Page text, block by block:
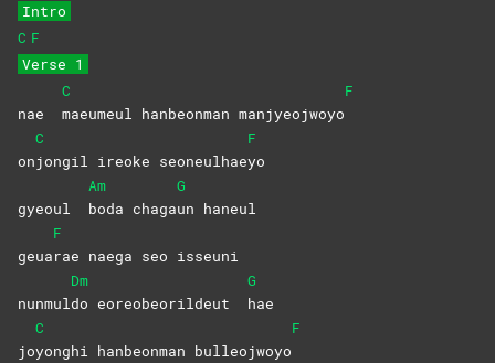
Intro
C F
Verse 1
nae
C
maeumeul hanbeonman manjyeojwoyo
F
on
C
jongil ireoke seoneulhae
F
yo
gyeoul
Am
boda chaga
G
un haneul
geua
F
rae naega seo isseuni
nunmul
Dm
do eoreobeorildeut
G
hae
jo
C
yonghi hanbeonman bulleojwoyo
F